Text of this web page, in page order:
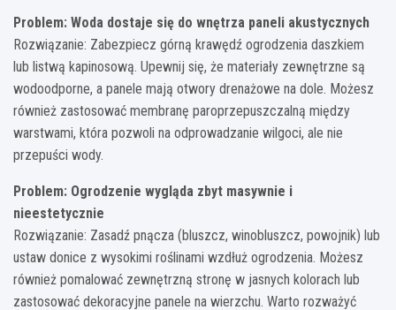
Problem: Woda dostaje się do wnętrza paneli akustycznych
Rozwiązanie: Zabezpiecz górną krawędź ogrodzenia daszkiem
lub listwą kapinosową. Upewnij się, że materiały zewnętrzne są
wodoodporne, a panele mają otwory drenażowe na dole. Możesz
również zastosować membranę paroprzepuszczalną między
warstwami, która pozwoli na odprowadzanie wilgoci, ale nie
przepuści wody.
Problem: Ogrodzenie wygląda zbyt masywnie i
nieestetycznie
Rozwiązanie: Zasadź pnącza (bluszcz, winobluszcz, powojnik) lub
ustaw donice z wysokimi roślinami wzdłuż ogrodzenia. Możesz
również pomalować zewnętrzną stronę w jasnych kolorach lub
zastosować dekoracyjne panele na wierzchu. Warto rozważyć